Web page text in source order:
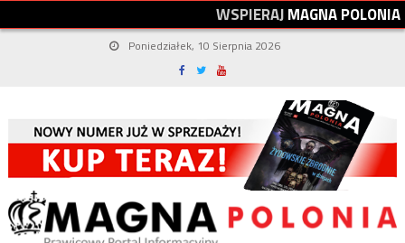
WSPIERAJMAGNAPOLONIA
Poniedziałek, 10 Sierpnia 2026